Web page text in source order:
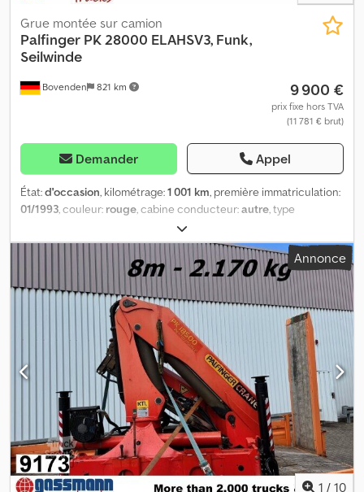
Bovenden 821 km
Grue montée sur camion
Palfinger PK 28000 ELAHSV3, Funk,
Seilwinde
9 900 €
prix fixe hors TVA
(11 781 € brut)
Demander Appel
État:d'occasion, kilométrage:1 001 km, première immatriculation:
01/1993, couleur: rouge, cabine conducteur:autre, type
, Année de construction:
treuil à câble, verrouillage centralisé, Emplacement du véhicule :
Bovenden. Caractéristiques : Plate-forme élévatrice, stabilisation
hydraulique à 4 points, télécommande radio, 2 vérins
hydrauliques, 3 vérins mécaniques, treuil à câble. Superstructure :
10,7 m - 1 770 kg, 28,5 m - 280 kg, stabilisation à 4 points,
commande à distance radio, diagramme de charge du treuil : 10,7
m - 1 770 kg, 14,1 m - 1 160 kg, 17,6 m - 850 kg, 21,5 m - 700 kg, 25 m -
450 kg, 28,5 m - 280 kg ! Dsdpfx Aoi Rrqisn Esck INFORMATIONS
SUR LES ACCESSOIRES SANS GARANTIE. Modifications, ventes
intermédiaires et erreurs réservées !
Annonce
1 / 10